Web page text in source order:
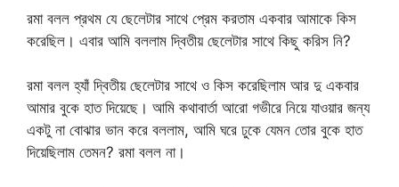
রমা বলল প্রথম যে ছেলেটার সাথে প্রেম করতাম একবার আমাকে কিস
করেছিল। এবার আমি বললাম দ্বিতীয় ছেলেটার সাথে কিছু করিস নি?
রমা বলল হ্যাঁ দ্বিতীয় ছেলেটার সাথে ও কিস করেছিলাম আর দু একবার
আমার বুকে হাত দিয়েছে। আমি কথাবার্তা আরো গভীরে নিয়ে যাওয়ার জন্য
একটু না বোঝার ভান করে বললাম, আমি ঘরে ঢুকে যেমন তোর বুকে হাত
দিয়েছিলাম তেমন? রমা বলল না।